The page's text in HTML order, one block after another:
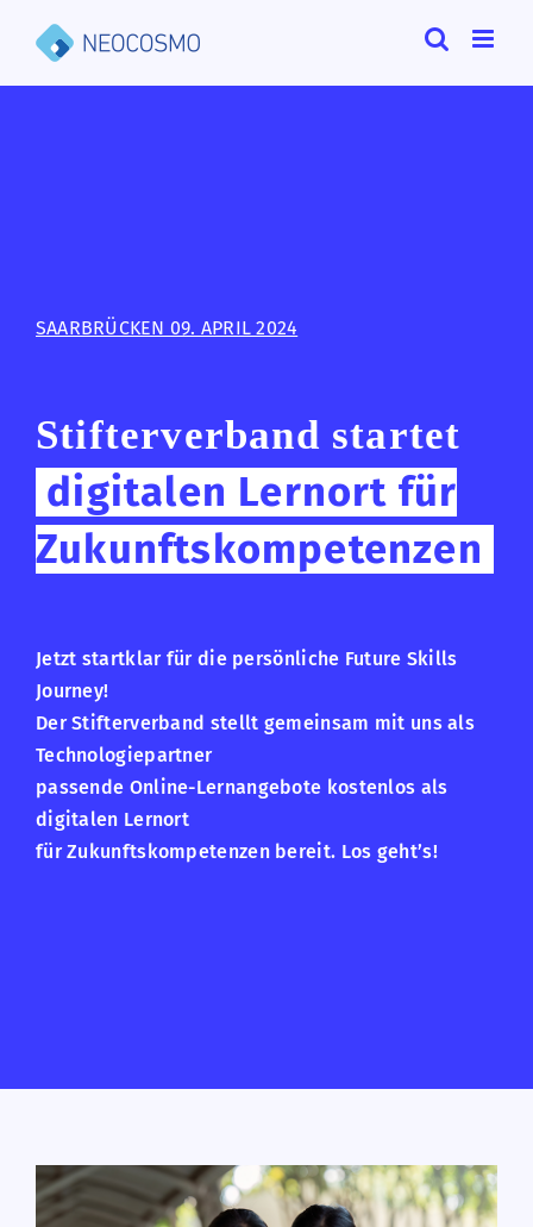
Inhalt
SAARBRÜCKEN 09. APRIL 2024
Stifterverband startet
digitalen Lernort für
Zukunftskompetenzen
Jetzt startklar für die persönliche Future Skills
Journey!
Der Stifterverband stellt gemeinsam mit uns als
Technologiepartner
passende Online-Lernangebote kostenlos als
digitalen Lernort
für Zukunftskompetenzen bereit. Los geht’s!